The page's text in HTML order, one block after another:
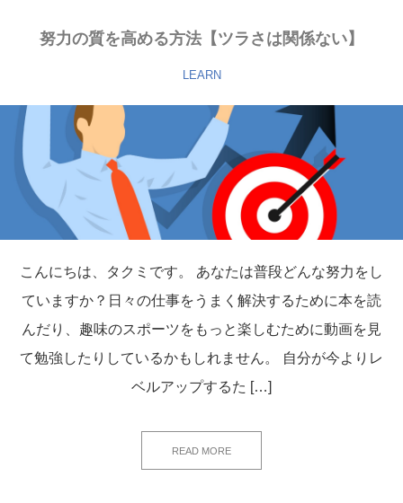
努力の質を高める方法【ツラさは関係ない】
LEARN
こんにちは、タクミです。 あなたは普段どんな努力をし
ていますか？日々の仕事をうまく解決するために本を読
んだり、趣味のスポーツをもっと楽しむために動画を見
て勉強したりしているかもしれません。 自分が今よりレ
ベルアップするた […]
READ MORE